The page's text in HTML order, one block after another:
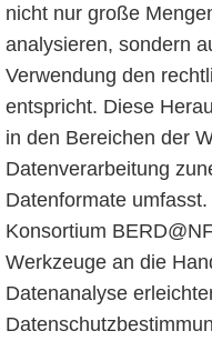
nicht nur große
analysieren, sondern
Verwendung den
entspricht. Diese
in den Bereichen der
Datenverarbeitung
Datenformate
Konsortium
Werkzeuge an die
Datenanalyse